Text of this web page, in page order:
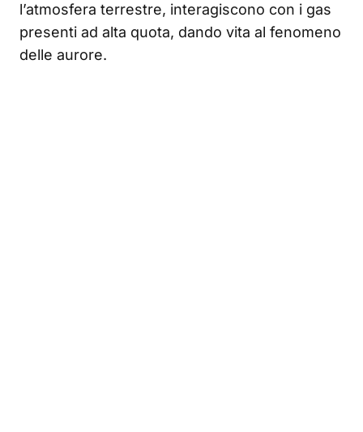
l’atmosfera terrestre, interagiscono con i gas
presenti ad alta quota, dando vita al fenomeno
delle aurore.